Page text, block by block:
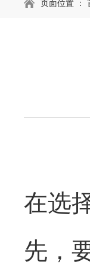
页面位置 ：
在选
先，